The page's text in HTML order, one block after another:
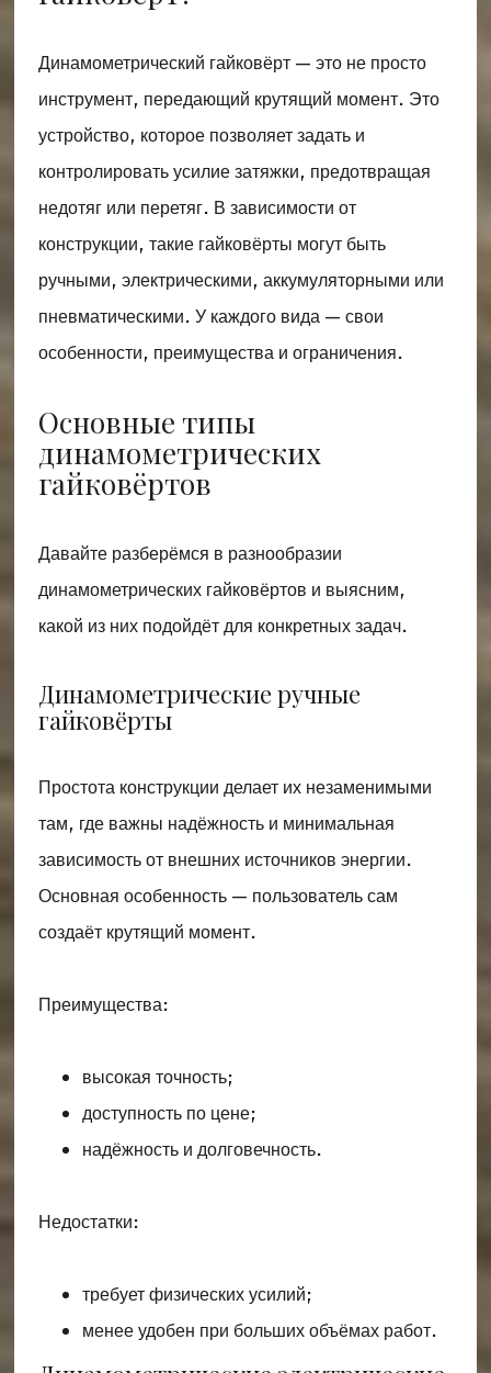
Динамометрический гайковёрт — это не просто
инструмент, передающий крутящий момент. Это
устройство, которое позволяет задать и
контролировать усилие затяжки, предотвращая
недотяг или перетяг. В зависимости от
конструкции, такие гайковёрты могут быть
ручными, электрическими, аккумуляторными или
пневматическими. У каждого вида — свои
особенности, преимущества и ограничения.
Основные типы
динамометрических
гайковёртов
Давайте разберёмся в разнообразии
динамометрических гайковёртов и выясним,
какой из них подойдёт для конкретных задач.
Динамометрические ручные
гайковёрты
Простота конструкции делает их незаменимыми
там, где важны надёжность и минимальная
зависимость от внешних источников энергии.
Основная особенность — пользователь сам
создаёт крутящий момент.
Преимущества:
высокая точность;
доступность по цене;
надёжность и долговечность.
Недостатки:
требует физических усилий;
менее удобен при больших объёмах работ.